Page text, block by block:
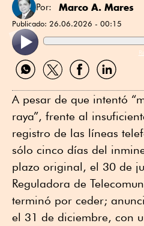
Por: Marco A. Mares
Publicado: 26.06.2026 - 00:15
Compartir
por
Compartir
por
Compartir
por
Compartir
por
A pesar de que intentó
raya”, frente al
registro de las líneas
sólo cinco días del
plazo original, el 30 de
Reguladora de
terminó por ceder;
el 31 de diciembre, con